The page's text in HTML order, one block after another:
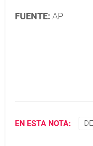
FUENTE: AP
EN ESTA NOTA: